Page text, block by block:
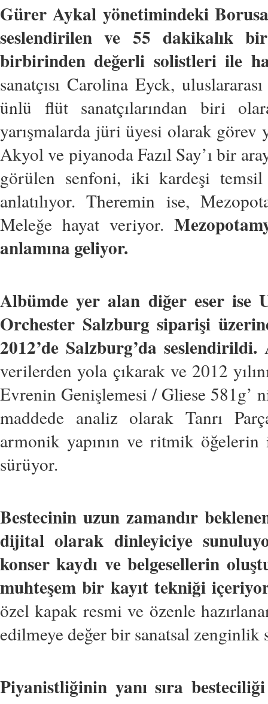
Gürer Aykal yönetimindeki
seslendirilen ve 55 dakikalık
birbirinden değerli solistleri ile
sanatçısı Carolina Eyck,
ünlü flüt sanatçılarından biri
yarışmalarda jüri üyesi olarak görev
Akyol ve piyanoda Fazıl Say’ı bir
görülen senfoni, iki kardeşi
anlatılıyor. Theremin ise,
Meleğe hayat veriyor.
anlamına geliyor.
Albümde yer alan diğer eser ise
Orchester Salzburg siparişi
2012’de Salzburg’da seslendirildi.
verilerden yola çıkarak ve 2012
Evrenin Genişlemesi / Gliese 581g’
maddede analiz olarak Tanrı
armonik yapının ve ritmik
sürüyor.
Bestecinin uzun zamandır
dijital olarak dinleyiciye
konser kaydı ve belgesellerin
muhteşem bir kayıt tekniği
özel kapak resmi ve özenle
edilmeye değer bir sanatsal zenginlik
Piyanistliğinin yanı sıra